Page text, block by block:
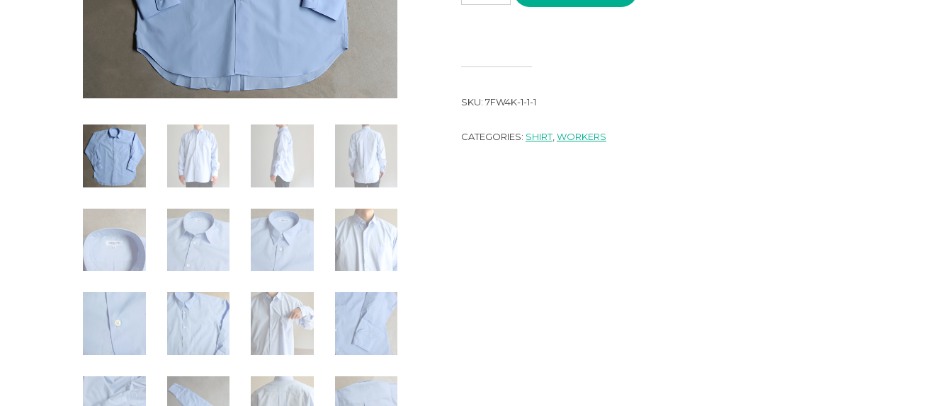
SKU: 7FW4K-1-1-1
CATEGORIES: SHIRT, WORKERS